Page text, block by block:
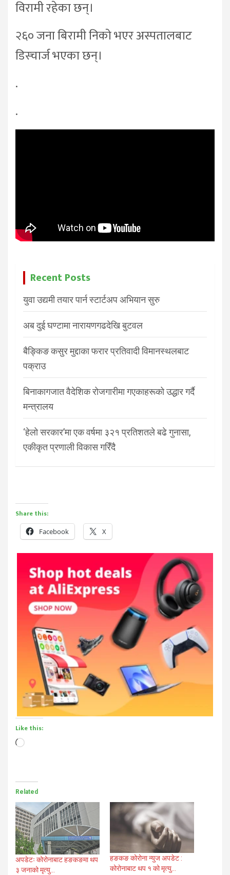
विरामी रहेका छन्।
२६० जना बिरामी निको भएर अस्पतालबाट
डिस्चार्ज भएका छन्।
.
.
Recent Posts
युवा उद्यमी तयार पार्न स्टार्टअप अभियान सुरु
अब दुई घण्टामा नारायणगढदेखि बुटवल
बैङ्किङ कसुर मुद्दाका फरार प्रतिवादी विमानस्थलबाट
पक्राउ
बिनाकागजात वैदेशिक रोजगारीमा गएकाहरूको उद्धार गर्दै
मन्त्रालय
‘हेलो सरकार’मा एक वर्षमा ३२१ प्रतिशतले बढे गुनासा,
एकीकृत प्रणाली विकास गरिँदै
Share this:
Facebook X
Like this:
Loading…
Related
अपडेटः कोरोनाबाट हङकङमा थप
३ जनाको मृत्यु…
हङकङ कोरोना न्युज अपडेट :
कोरोनाबाट थप १ को मृत्यु…